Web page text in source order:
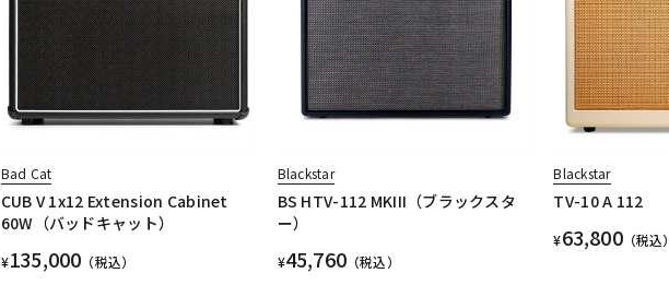
Bad Cat
CUB V 1x12 Extension Cabinet
60W（バッドキャット）
¥135,000 （税込）
Blackstar
BS HTV-112 MKIII（ブラックスタ
ー）
¥45,760 （税込）
Blackstar
TV-10 A 112
¥63,800（税込）